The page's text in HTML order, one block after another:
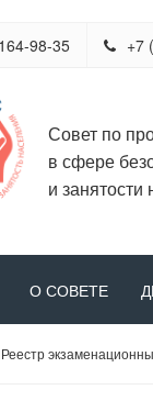
98-35 +7
Совет по
в сфере
и занятости
О СОВЕТЕ
Реестр